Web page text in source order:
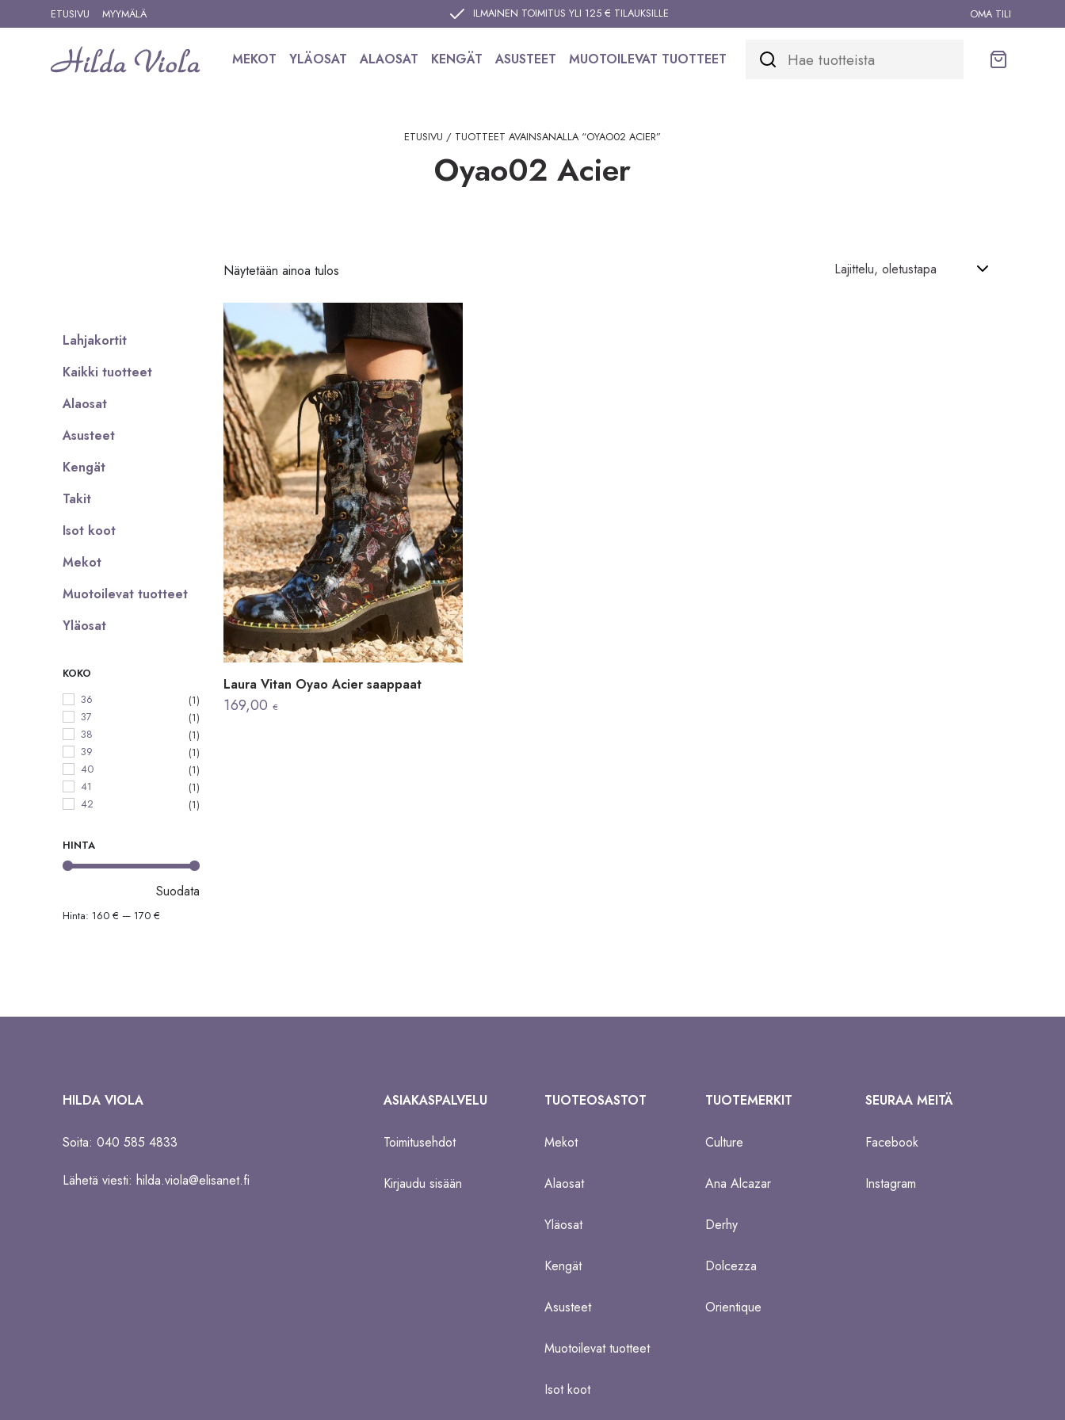
Siirry sisältöön
ETUSIVU MYYMÄLÄ ILMAINEN TOIMITUS YLI 125 € TILAUKSILLE OMA TILI
MEKOT YLÄOSAT ALAOSAT KENGÄT ASUSTEET MUOTOILEVAT TUOTTEET Ostoskori
ETUSIVU / TUOTTEET AVAINSANALLA “OYAO02 ACIER”
Oyao02 Acier
Lahjakortit
Kaikki tuotteet
Alaosat
Asusteet
Kengät
Takit
Isot koot
Mekot
Muotoilevat tuotteet
Yläosat
KOKO
36
(1)
37
(1)
38
(1)
39
(1)
40
(1)
41
(1)
42
(1)
HINTA
Minimihinta
Maksimihinta
Suodata
Hinta: 160 € — 170 €
Näytetään ainoa tulos
Laura Vitan Oyao Acier saappaat
169,00 €
HILDA VIOLA
Soita: 040 585 4833
Lähetä viesti: hilda.viola@elisanet.fi
ASIAKASPALVELU
Toimitusehdot
Kirjaudu sisään
TUOTEOSASTOT
Mekot
Alaosat
Yläosat
Kengät
Asusteet
Muotoilevat tuotteet
Isot koot
TUOTEMERKIT
Culture
Ana Alcazar
Derhy
Dolcezza
Orientique
SEURAA MEITÄ
Facebook
Instagram